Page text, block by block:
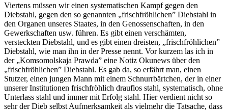
Viertens müssen wir einen systematischen Kampf gegen den
Diebstahl, gegen den so genannten „frischfröhlichen” Diebstahl in
den Organen unseres Staates, in den Genossenschaften, in den
Gewerkschaften usw. führen. Es gibt einen verschämten,
versteckten Diebstahl, und es gibt einen dreisten, „frischfröhlichen”
Diebstahl, wie man ihn in der Presse nennt. Vor kurzem las ich in
der „Komsomolskaja Prawda” eine Notiz Okunews über den
„frischfröhlichen” Diebstahl. Es gab da, so erfährt man, einen
Stutzer, einen jungen Mann mit einem Schnurrbärtchen, der in einer
unserer Institutionen frischfröhlich drauflos stahl, systematisch, ohne
Unterlass stahl und immer mit Erfolg stahl. Hier verdient nicht so
sehr der Dieb selbst Aufmerksamkeit als vielmehr die Tatsache, dass